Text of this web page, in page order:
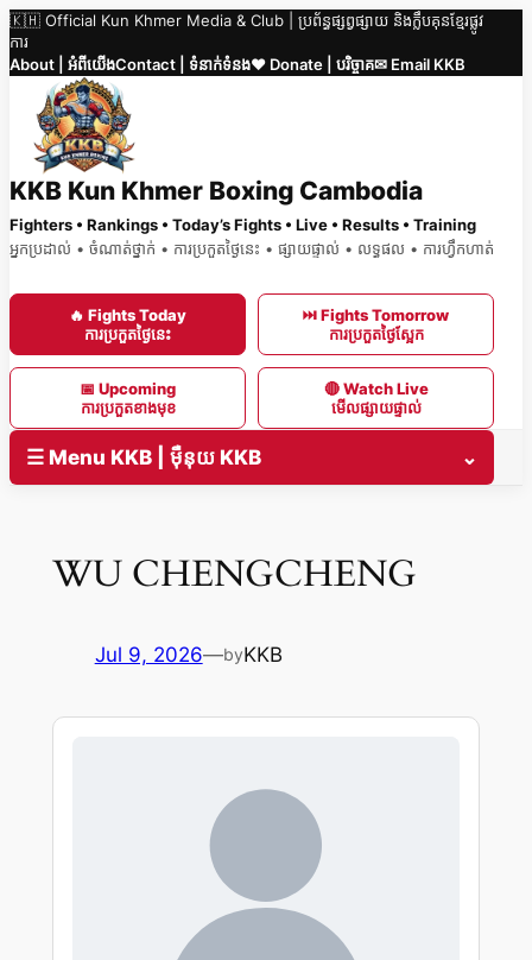
Skip
to
content
🇰🇭 Official Kun Khmer Media & Club | ប្រព័ន្ធផ្សព្វផ្សាយ និងក្លឹបគុនខ្មែរផ្លូវ
ការ
About | អំពីយើងContact | ទំនាក់ទំនង❤️ Donate | បរិច្ចាគ✉ Email KKB
KKB Kun Khmer Boxing Cambodia
Fighters • Rankings • Today’s Fights • Live • Results • Training
អ្នកប្រដាល់ • ចំណាត់ថ្នាក់ • ការប្រកួតថ្ងៃនេះ • ផ្សាយផ្ទាល់ • លទ្ធផល • ការហ្វឹកហាត់
🔥 Fights Today
ការប្រកួតថ្ងៃនេះ
⏭ Fights Tomorrow
ការប្រកួតថ្ងៃស្អែក
📅 Upcoming
ការប្រកួតខាងមុខ
🔴 Watch Live
មើលផ្សាយផ្ទាល់
☰ Menu KKB | ម៉ឺនុយ KKB ⌄
WU CHENGCHENG
Jul 9, 2026—byKKB